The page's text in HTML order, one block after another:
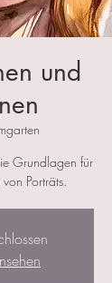
und
Grundlagen für
Porträts.